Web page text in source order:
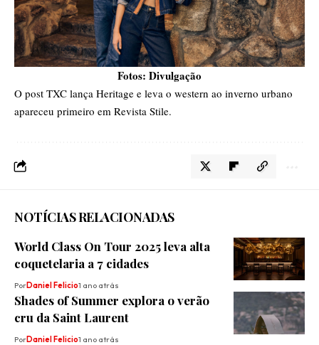
Fotos: Divulgação
O post TXC lança Heritage e leva o western ao inverno urbano
apareceu primeiro em Revista Stile.
NOTÍCIAS RELACIONADAS
World Class On Tour 2025 leva alta
coquetelaria a 7 cidades
PorDaniel Felicio1 ano atrás
Shades of Summer explora o verão
cru da Saint Laurent
PorDaniel Felicio1 ano atrás